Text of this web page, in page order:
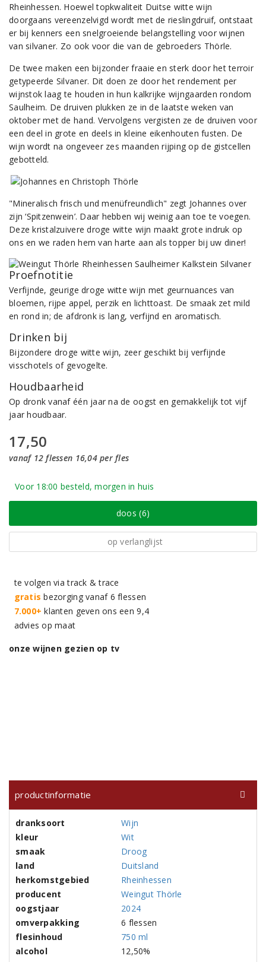
Rheinhessen. Hoewel topkwaliteit Duitse witte wijn
doorgaans vereenzelvigd wordt met de rieslingdruif, ontstaat
er bij kenners een snelgroeiende belangstelling voor wijnen
van silvaner. Zo ook voor die van de gebroeders Thörle.
De twee maken een bijzonder fraaie en sterk door het terroir
getypeerde Silvaner. Dit doen ze door het rendement per
wijnstok laag te houden in hun kalkrijke wijngaarden rondom
Saulheim. De druiven plukken ze in de laatste weken van
oktober met de hand. Vervolgens vergisten ze de druiven voor
een deel in grote en deels in kleine eikenhouten fusten. De
wijn wordt na ongeveer zes maanden rijping op de gistcellen
gebotteld.
"Mineralisch frisch und menüfreundlich" zegt Johannes over
zijn ‘Spitzenwein’. Daar hebben wij weinig aan toe te voegen.
Deze kristalzuivere droge witte wijn maakt grote indruk op
ons en we raden hem van harte aan als topper bij uw diner!
Proefnotitie
Verfijnde, geurige droge witte wijn met geurnuances van
bloemen, rijpe appel, perzik en lichttoast. De smaak zet mild
en rond in; de afdronk is lang, verfijnd en aromatisch.
Drinken bij
Bijzondere droge witte wijn, zeer geschikt bij verfijnde
visschotels of gevogelte.
Houdbaarheid
Op dronk vanaf één jaar na de oogst en gemakkelijk tot vijf
jaar houdbaar.
17,50
vanaf 12 flessen 16,04 per fles
Voor 18:00 besteld, morgen in huis
doos (6)
op verlanglijst
te volgen via track & trace
gratis bezorging vanaf 6 flessen
7.000+ klanten geven ons een 9,4
advies op maat
onze wijnen gezien op tv
productinformatie
dranksoort
Wijn
kleur
Wit
smaak
Droog
land
Duitsland
herkomstgebied
Rheinhessen
producent
Weingut Thörle
oogstjaar
2024
omverpakking
6 flessen
flesinhoud
750 ml
alcohol
12,50%